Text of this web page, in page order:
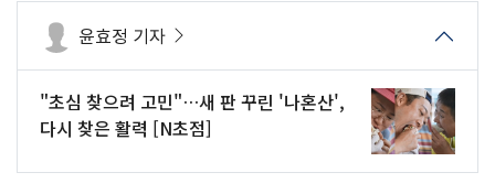
윤효정 기자
"초심 찾으려 고민"…새 판 꾸린 '나혼산',
다시 찾은 활력 [N초점]